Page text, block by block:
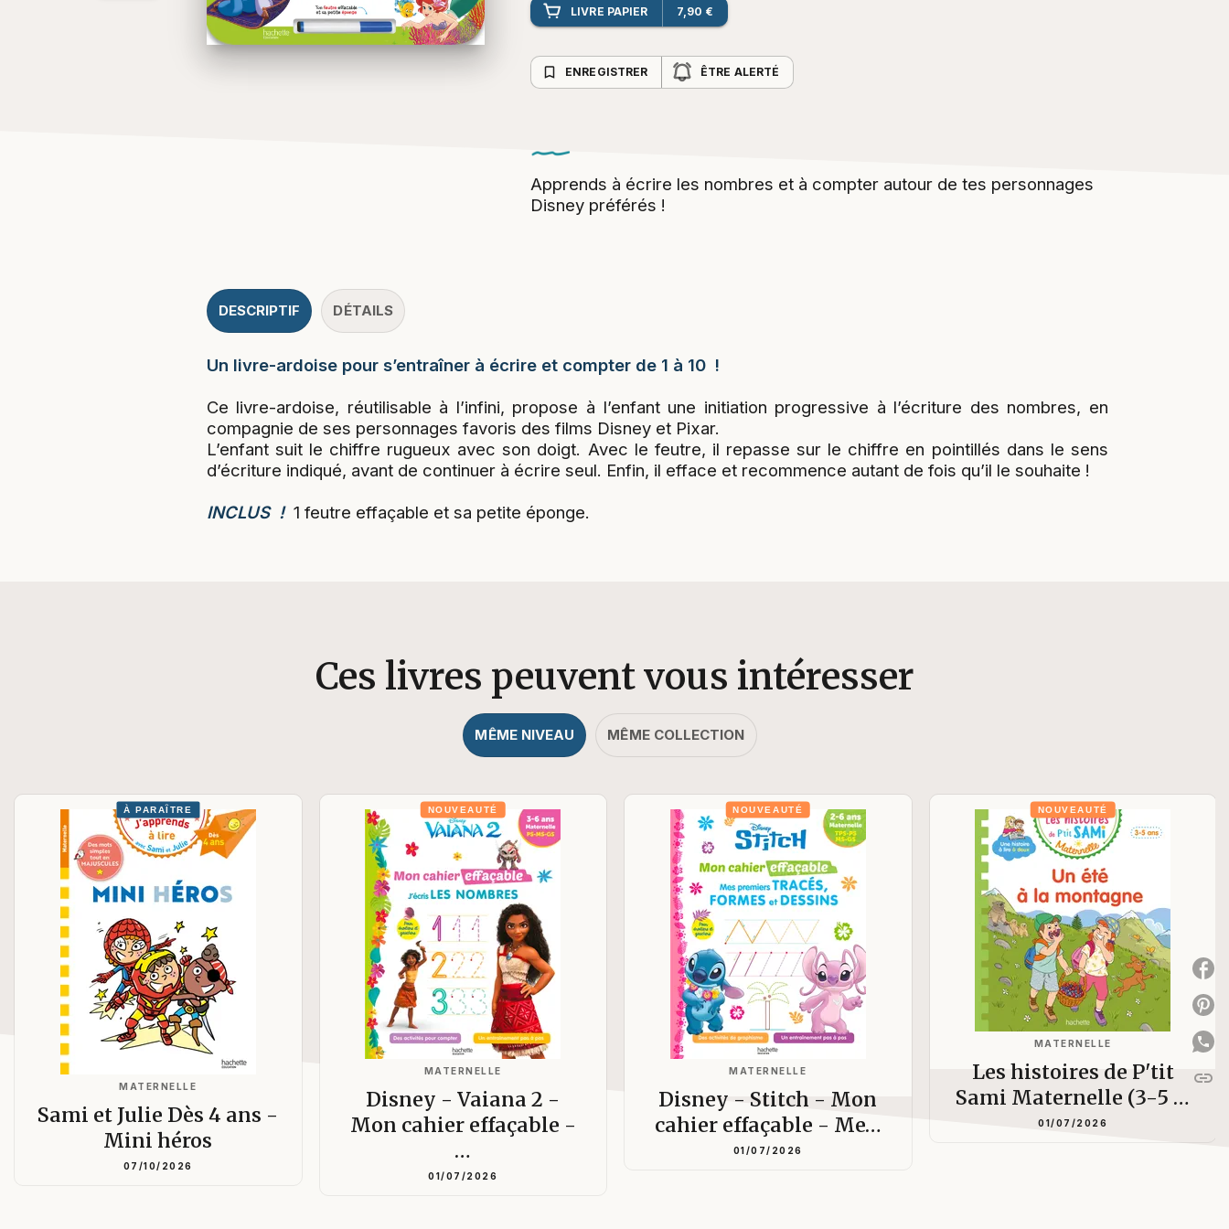
LIVRE PAPIER 7,90 €
bookmark_border ENREGISTRER ÊTRE ALERTÉ
Apprends à écrire les nombres et à compter autour de tes personnages
Disney préférés !
DESCRIPTIF DÉTAILS
Un livre-ardoise pour s’entraîner à écrire et compter de 1 à 10 !
Ce livre-ardoise, réutilisable à l’infini, propose à l’enfant une initiation progressive à l’écriture des nombres, en
compagnie de ses personnages favoris des films Disney et Pixar.
L’enfant suit le chiffre rugueux avec son doigt. Avec le feutre, il repasse sur le chiffre en pointillés dans le sens
d’écriture indiqué, avant de continuer à écrire seul. Enfin, il efface et recommence autant de fois qu’il le souhaite !
INCLUS !1 feutre effaçable et sa petite éponge.
Ces livres peuvent vous intéresser
MÊME NIVEAU MÊME COLLECTION
À PARAÎTRE
MATERNELLE
Sami et Julie Dès 4 ans -
Mini héros
07/10/2026
NOUVEAUTÉ
MATERNELLE
Disney - Vaiana 2 -
Mon cahier effaçable -
…
01/07/2026
NOUVEAUTÉ
MATERNELLE
Disney - Stitch - Mon
cahier effaçable - Me…
01/07/2026
NOUVEAUTÉ
MATERNELLE
Les histoires de P'tit
Sami Maternelle (3-5 …
01/07/2026
link